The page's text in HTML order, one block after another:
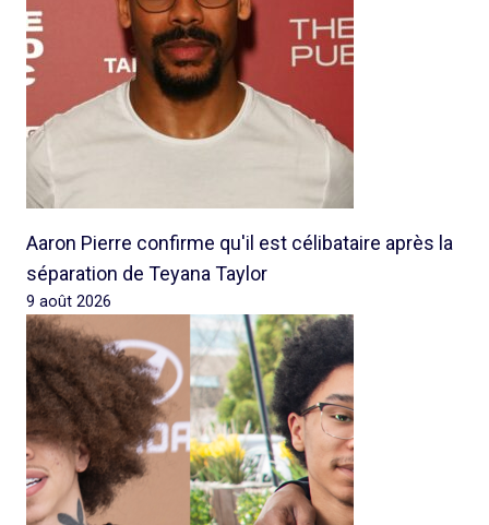
Aaron Pierre confirme qu'il est célibataire après la
séparation de Teyana Taylor
9 août 2026